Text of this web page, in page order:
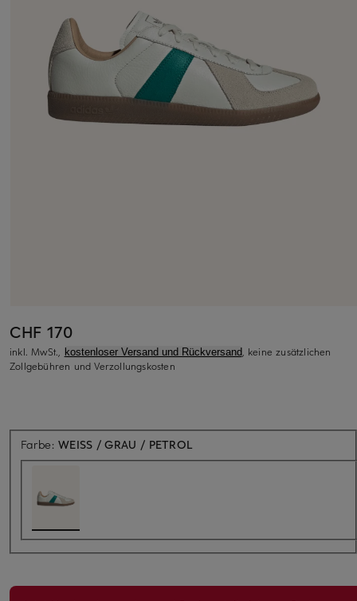
CHF 170
inkl. MwSt., kostenloser Versand und Rückversand, keine zusätzlichen
Zollgebühren und Verzollungskosten
Farbe:WEISS / GRAU / PETROL